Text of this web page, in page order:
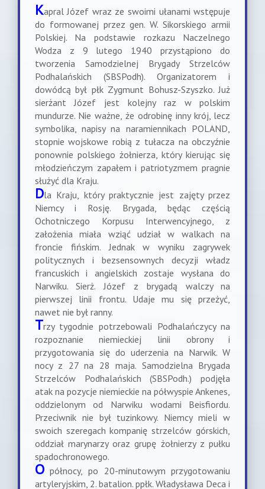
Kapral Józef wraz ze swoimi ułanami wstępuje
do formowanej przez gen. W. Sikorskiego armii
Polskiej. Na podstawie rozkazu Naczelnego
Wodza z 9 lutego 1940 przystąpiono do
tworzenia Samodzielnej Brygady Strzelców
Podhalańskich (SBSPodh). Organizatorem i
dowódcą był płk Zygmunt Bohusz-Szyszko. Już
sierżant Józef jest kolejny raz w polskim
mundurze. Nie ważne, że odrobinę inny krój, lecz
symbolika, napisy na naramiennikach POLAND,
stopnie wojskowe robią z tułacza na obczyźnie
ponownie polskiego żołnierza, który kierując się
młodzieńczym zapałem i patriotyzmem pragnie
służyć dla Kraju.
Dla Kraju, który praktycznie jest zajęty przez
Niemcy i Rosję. Brygada, będąc częścią
Ochotniczego Korpusu Interwencyjnego, z
założenia miała wziąć udział w walkach na
froncie fińskim. Jednak w wyniku zagrywek
politycznych i bezsensownych decyzji władz
francuskich i angielskich zostaje wysłana do
Narwiku. Sierż. Józef z brygadą walczy na
pierwszej linii frontu. Udaje mu się przeżyć,
nawet nie był ranny.
Trzy tygodnie potrzebowali Podhalańczycy na
rozpoznanie niemieckiej linii obrony i
przygotowania się do uderzenia na Narwik. W
nocy z 27 na 28 maja. Samodzielna Brygada
Strzelców Podhalańskich (SBSPodh.) podjęła
atak na pozycje niemieckie na półwyspie Ankenes,
oddzielonym od Narwiku wodami Beisfiordu.
Przeciwnik nie był tuzinkowy. Niemcy mieli w
swoich szeregach kompanię strzelców górskich,
oddział marynarzy oraz grupę żołnierzy z pułku
spadochronowego.
Opółnocy, po 20-minutowym przygotowaniu
artyleryjskim, 2. batalion. ppłk. Władysława Deca i